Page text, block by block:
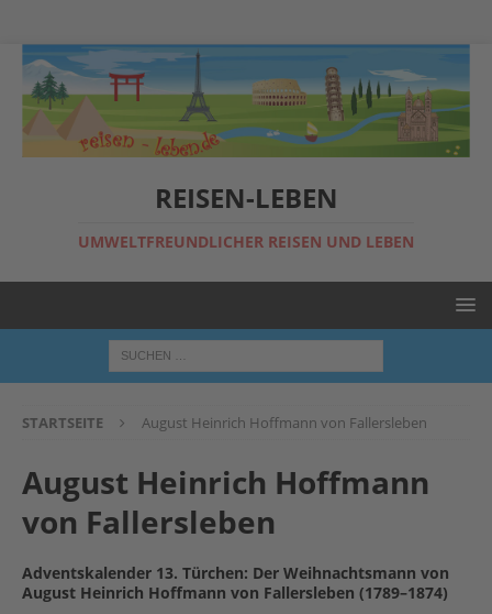
REISEN-LEBEN
UMWELTFREUNDLICHER REISEN UND LEBEN
STARTSEITE August Heinrich Hoffmann von Fallersleben
August Heinrich Hoffmann
von Fallersleben
Adventskalender 13. Türchen: Der Weihnachtsmann von
August Heinrich Hoffmann von Fallersleben (1789–1874)